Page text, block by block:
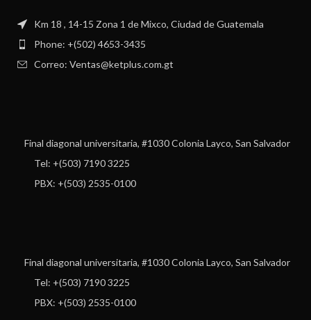
Km 18 , 14-15 Zona 1 de Mixco, Ciudad de Guatemala
Phone: +(502) 4653-3435
Correo: Ventas@ketplus.com.gt
Final diagonal universitaria, #1030 Colonia Layco, San Salvador
Tel: +(503) 7190 3225
PBX: +(503) 2535-0100
Final diagonal universitaria, #1030 Colonia Layco, San Salvador
Tel: +(503) 7190 3225
PBX: +(503) 2535-0100